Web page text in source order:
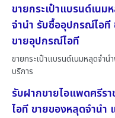
ขายกระเป๋าแบรนด์เนม
จำนำ รับซื้ออุปกรณ์ไอที
ขายอุปกรณ์ไอที
ขายกระเป๋าแบรนด์เนมหลุดจำน
บริการ
รับฝากขายไอแพดศรีร
ไอที ขายของหลุดจำนำ